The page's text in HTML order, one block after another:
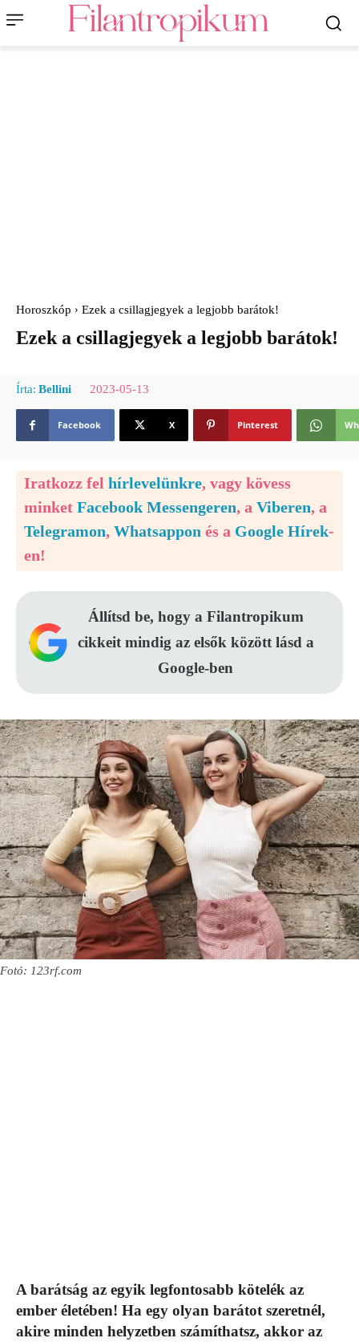
Horoszkóp Ezek a csillagjegyek a legjobb barátok!
Ezek a csillagjegyek a legjobb barátok!
Írta: Bellini 2023-05-13
Facebook X Pinterest
Iratkozz fel hírlevelünkre, vagy kövess
minket Facebook Messengeren, a Viberen, a
Telegramon, Whatsappon és a Google Hírek-
en!
Állítsd be, hogy a Filantropikum
cikkeit mindig az elsők között lásd a
Google-ben
Fotó: 123rf.com
A barátság az egyik legfontosabb kötelék az
ember életében! Ha egy olyan barátot szeretnél,
akire minden helyzetben számíthatsz, akkor az